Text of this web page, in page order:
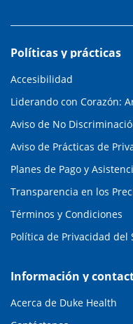
Políticas y prácticas
Accesibilidad
Liderando con Corazón:
Aviso de No
Aviso de Prácticas de
Planes de Pago y
Transparencia en los
Términos y Condiciones
Política de Privacidad del
Información y
Acerca de Duke Health